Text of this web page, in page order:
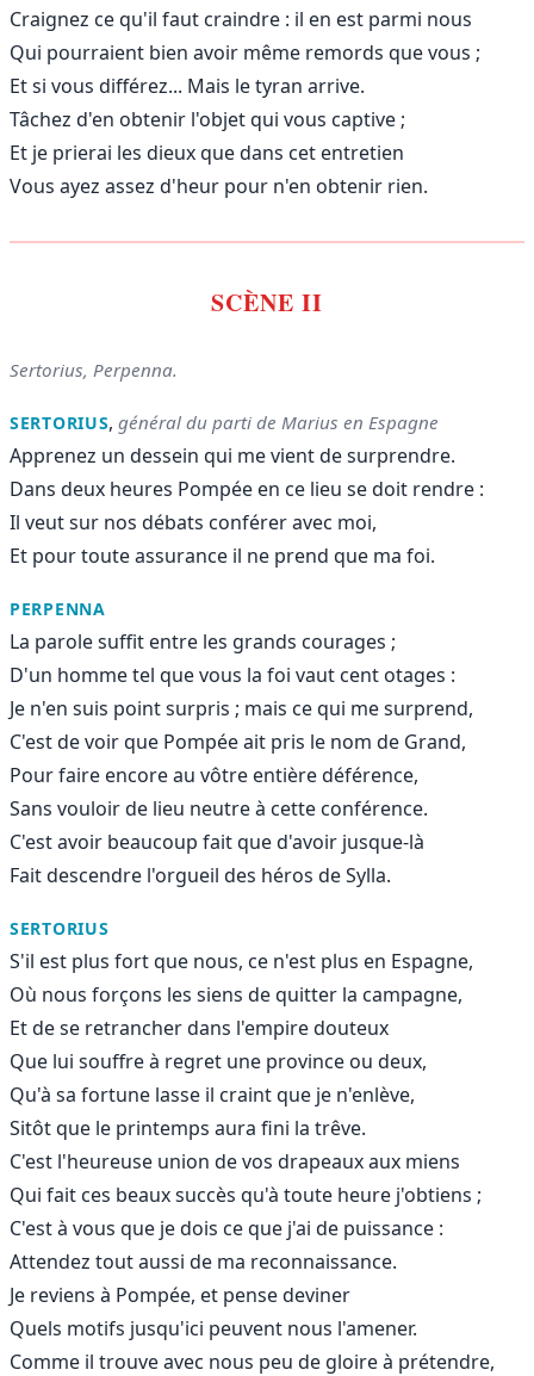
Craignez ce qu'il faut craindre : il en est parmi nous
Qui pourraient bien avoir même remords que vous ;
Et si vous différez... Mais le tyran arrive.
Tâchez d'en obtenir l'objet qui vous captive ;
Et je prierai les dieux que dans cet entretien
Vous ayez assez d'heur pour n'en obtenir rien.
SCÈNE II
Sertorius, Perpenna.
SERTORIUS,général du parti de Marius en Espagne
Apprenez un dessein qui me vient de surprendre.
Dans deux heures Pompée en ce lieu se doit rendre :
Il veut sur nos débats conférer avec moi,
Et pour toute assurance il ne prend que ma foi.
PERPENNA
La parole suffit entre les grands courages ;
D'un homme tel que vous la foi vaut cent otages :
Je n'en suis point surpris ; mais ce qui me surprend,
C'est de voir que Pompée ait pris le nom de Grand,
Pour faire encore au vôtre entière déférence,
Sans vouloir de lieu neutre à cette conférence.
C'est avoir beaucoup fait que d'avoir jusque-là
Fait descendre l'orgueil des héros de Sylla.
SERTORIUS
S'il est plus fort que nous, ce n'est plus en Espagne,
Où nous forçons les siens de quitter la campagne,
Et de se retrancher dans l'empire douteux
Que lui souffre à regret une province ou deux,
Qu'à sa fortune lasse il craint que je n'enlève,
Sitôt que le printemps aura fini la trêve.
C'est l'heureuse union de vos drapeaux aux miens
Qui fait ces beaux succès qu'à toute heure j'obtiens ;
C'est à vous que je dois ce que j'ai de puissance :
Attendez tout aussi de ma reconnaissance.
Je reviens à Pompée, et pense deviner
Quels motifs jusqu'ici peuvent nous l'amener.
Comme il trouve avec nous peu de gloire à prétendre,